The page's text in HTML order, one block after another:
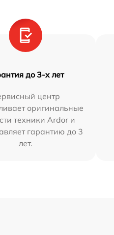
до 3-х лет
центр
оригинальные
техники Ardor и
гарантию до 3
лет.